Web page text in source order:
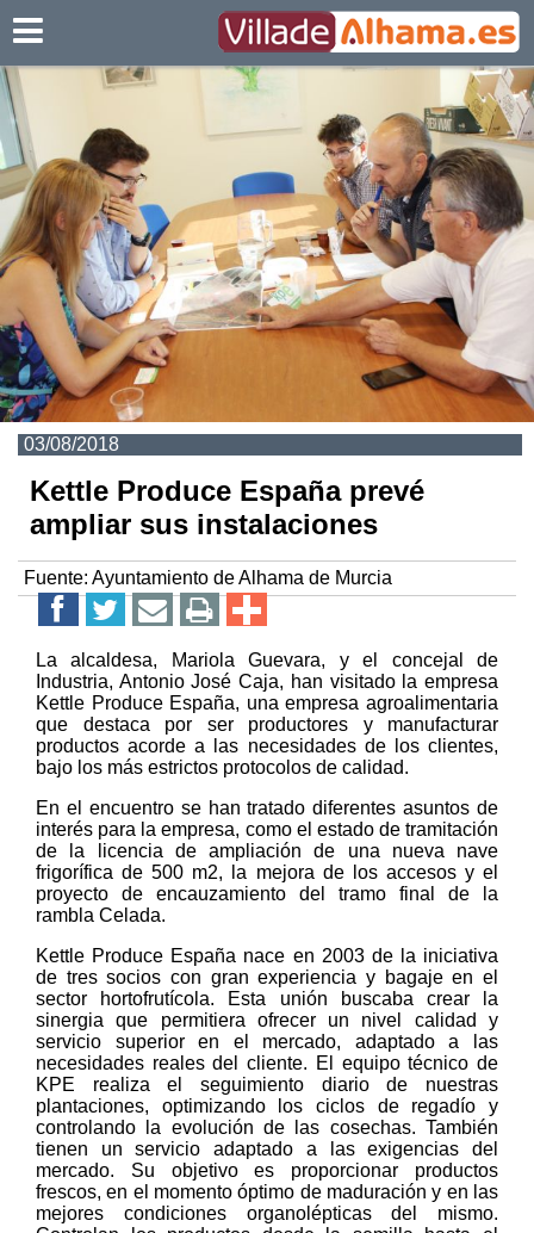
03/08/2018
Kettle Produce España prevé
ampliar sus instalaciones
Fuente: Ayuntamiento de Alhama de Murcia
La alcaldesa, Mariola Guevara, y el concejal de
Industria, Antonio José Caja, han visitado la empresa
Kettle Produce España, una empresa agroalimentaria
que destaca por ser productores y manufacturar
productos acorde a las necesidades de los clientes,
bajo los más estrictos protocolos de calidad.
En el encuentro se han tratado diferentes asuntos de
interés para la empresa, como el estado de tramitación
de la licencia de ampliación de una nueva nave
frigorífica de 500 m2, la mejora de los accesos y el
proyecto de encauzamiento del tramo final de la
rambla Celada.
Kettle Produce España nace en 2003 de la iniciativa
de tres socios con gran experiencia y bagaje en el
sector hortofrutícola. Esta unión buscaba crear la
sinergia que permitiera ofrecer un nivel calidad y
servicio superior en el mercado, adaptado a las
necesidades reales del cliente. El equipo técnico de
KPE realiza el seguimiento diario de nuestras
plantaciones, optimizando los ciclos de regadío y
controlando la evolución de las cosechas. También
tienen un servicio adaptado a las exigencias del
mercado. Su objetivo es proporcionar productos
frescos, en el momento óptimo de maduración y en las
mejores condiciones organolépticas del mismo.